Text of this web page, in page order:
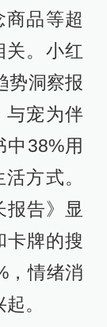
品等超
。小红
势洞察报
与宠为伴
38%用
方式。
报告》显
卡牌的搜
，情绪消
。